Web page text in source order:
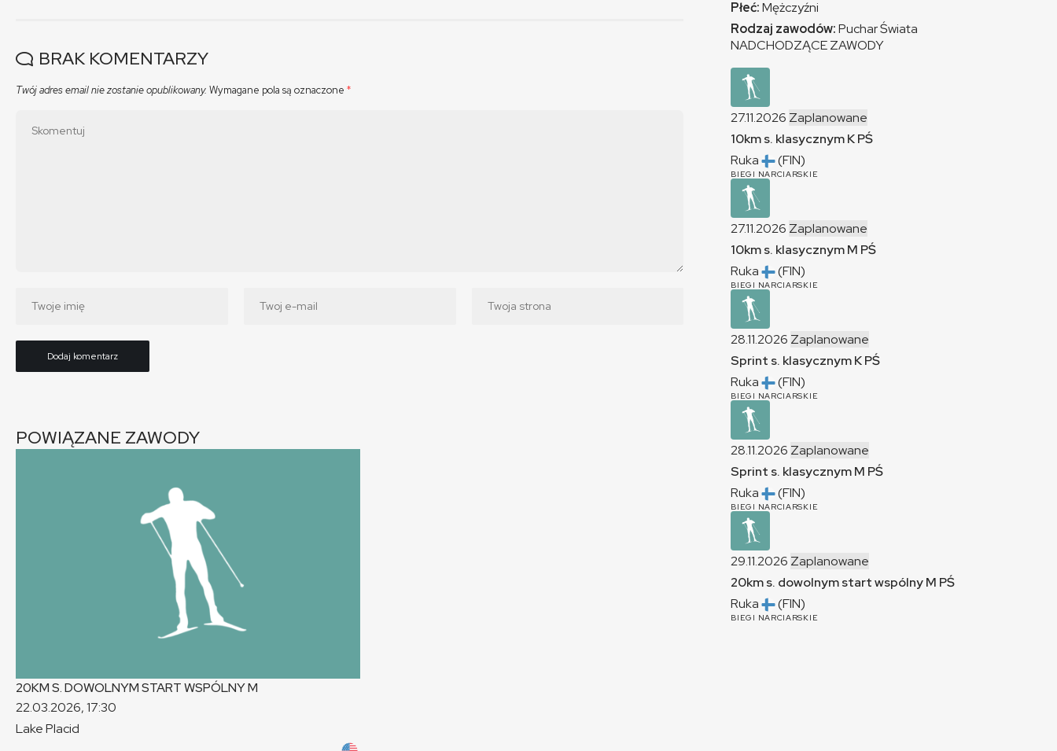
BRAK KOMENTARZY
Twój adres email nie zostanie opublikowany. Wymagane pola są oznaczone *
POWIĄZANE ZAWODY
20KM S. DOWOLNYM START WSPÓLNYM
22.03.2026, 17:30
Lake Placid
Płeć:Mężczyźni
Rodzaj zawodów:Puchar Świata
NADCHODZĄCE ZAWODY
27.11.2026 Zaplanowane
10km s. klasycznymKPŚ
Ruka
(FIN)
BIEGI NARCIARSKIE
27.11.2026 Zaplanowane
10km s. klasycznymM PŚ
Ruka
(FIN)
BIEGI NARCIARSKIE
28.11.2026 Zaplanowane
Sprint s. klasycznymKPŚ
Ruka
(FIN)
BIEGI NARCIARSKIE
28.11.2026 Zaplanowane
Sprint s. klasycznymM PŚ
Ruka
(FIN)
BIEGI NARCIARSKIE
29.11.2026 Zaplanowane
20km s. dowolnym start wspólnyM PŚ
Ruka
(FIN)
BIEGI NARCIARSKIE